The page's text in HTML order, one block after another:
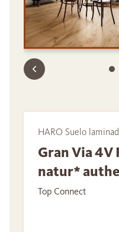
HARO Suelo
Gran Via 4V
natur*
Top Connect